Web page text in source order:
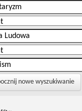
nowe wyszukiwanie